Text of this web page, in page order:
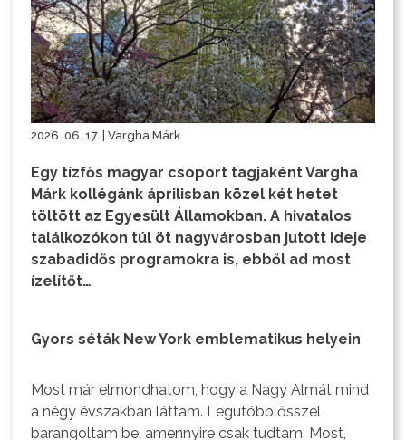
2026. 06. 17. | Vargha Márk
Egy tízfős magyar csoport tagjaként Vargha
Márk kollégánk áprilisban közel két hetet
töltött az Egyesült Államokban. A hivatalos
találkozókon túl öt nagyvárosban jutott ideje
szabadidős programokra is, ebből ad most
ízelítőt…
Gyors séták New York emblematikus helyein
Most már elmondhatom, hogy a Nagy Almát mind
a négy évszakban láttam. Legutóbb ősszel
barangoltam be, amennyire csak tudtam. Most,